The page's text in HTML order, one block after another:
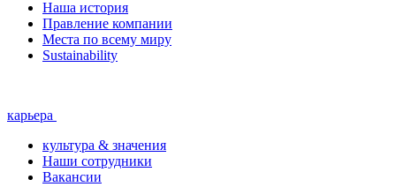
Наша история
Правление компании
Места по всему миру
Sustainability
карьера
культура & значения
Наши сотрудники
Вакансии